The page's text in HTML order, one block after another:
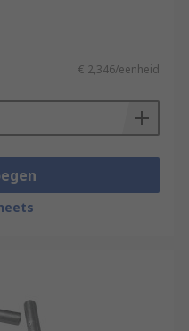
€ 2,346/eenheid